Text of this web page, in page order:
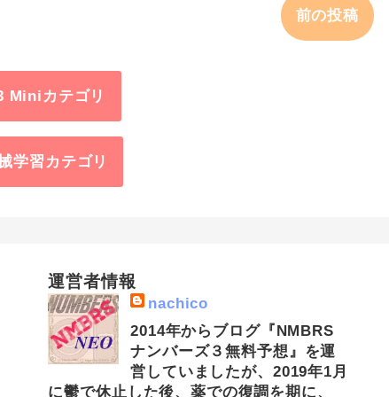
前の投稿
Miniカテゴリ
学習カテゴリ
運営者情報
nachico
2014年からブログ『NMBRS
ナンバーズ３無料予想』を運
営していましたが、2019年1月
に鬱で休止した後、薬での復調を期に、